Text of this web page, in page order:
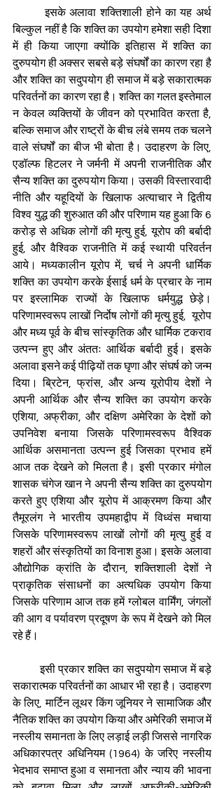
इसके अलावा शक्तिशाली होने का यह अर्थ
बिल्कुल नहीं है कि शक्ति का उपयोग हमेशा सही दिशा
में ही किया जाएगा क्योंकि इतिहास में शक्ति का
दुरुपयोग ही अक्सर सबसे बड़े संघर्षों का कारण रहा है
और शक्ति का सदुपयोग ही समाज में बड़े सकारात्मक
परिवर्तनों का कारण रहा है। शक्ति का गलत इस्तेमाल
न केवल व्यक्तियों के जीवन को प्रभावित करता है,
बल्कि समाज और राष्ट्रों के बीच लंबे समय तक चलने
वाले संघर्षों का बीज भी बोता है। उदाहरण के लिए,
एडॉल्फ हिटलर ने जर्मनी में अपनी राजनीतिक और
सैन्य शक्ति का दुरुपयोग किया। उसकी विस्तारवादी
नीति और यहूदियों के खिलाफ अत्याचार ने द्वितीय
विश्व युद्ध की शुरुआत की और परिणाम यह हुआ कि 6
करोड़ से अधिक लोगों की मृत्यु हुई, यूरोप की बर्बादी
हुई, और वैश्विक राजनीति में कई स्थायी परिवर्तन
आये। मध्यकालीन यूरोप में, चर्च ने अपनी धार्मिक
शक्ति का उपयोग करके ईसाई धर्म के प्रचार के नाम
पर इस्लामिक राज्यों के खिलाफ धर्मयुद्ध छेड़े।
परिणामस्वरूप लाखों निर्दोष लोगों की मृत्यु हुई,  यूरोप
और मध्य पूर्व के बीच सांस्कृतिक और धार्मिक टकराव
उत्पन्न हुए और अंततः आर्थिक बर्बादी हुई। इसके
अलावा इसने कई पीढ़ियों तक घृणा और संघर्ष को जन्म
दिया। ब्रिटेन, फ्रांस, और अन्य यूरोपीय देशों ने
अपनी आर्थिक और सैन्य शक्ति का उपयोग करके
एशिया, अफ्रीका, और दक्षिण अमेरिका के देशों को
उपनिवेश बनाया जिसके परिणामस्वरूप वैश्विक
आर्थिक असमानता उत्पन्न हुई जिसका प्रभाव हमें
आज तक देखने को मिलता है। इसी प्रकार मंगोल
शासक चंगेज खान ने अपनी सैन्य शक्ति का दुरुपयोग
करते हुए एशिया और यूरोप में आक्रमण किया और
तैमूरलंग ने भारतीय उपमहाद्वीप में विध्वंस मचाया
जिसके परिणामस्वरूप लाखों लोगों की मृत्यु हुई व
शहरों और संस्कृतियों का विनाश हुआ। इसके अलावा
औद्योगिक क्रांति के दौरान, शक्तिशाली देशों ने
प्राकृतिक संसाधनों का अत्यधिक उपयोग किया
जिसके परिणाम आज तक हमें ग्लोबल वार्मिंग, जंगलों
की आग व पर्यावरण प्रदूषण के रूप में देखने को मिल
रहे हैं।
इसी प्रकार शक्ति का सदुपयोग समाज में बड़े
सकारात्मक परिवर्तनों का आधार भी रहा है। उदाहरण
के लिए, मार्टिन लूथर किंग जूनियर ने सामाजिक और
नैतिक शक्ति का उपयोग किया और अमेरिकी समाज में
नस्लीय समानता के लिए लड़ाई लड़ी जिससे नागरिक
अधिकारपत्र अधिनियम (1964) के जरिए नस्लीय
भेदभाव समाप्त हुआ व समानता और न्याय की भावना